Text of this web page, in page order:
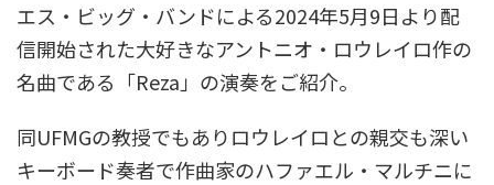
エス・ビッグ・バンドによる2024年5月9日より配
信開始された大好きなアントニオ・ロウレイロ作の
名曲である「Reza」の演奏をご紹介。
同UFMGの教授でもありロウレイロとの親交も深い
キーボード奏者で作曲家のハファエル・マルチニに